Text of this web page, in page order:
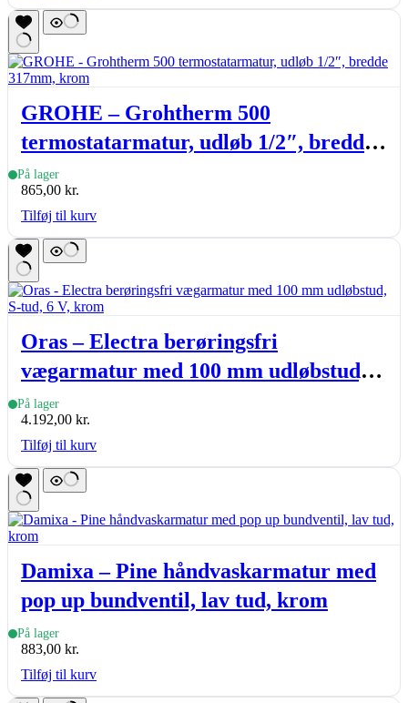
GROHE – Grohtherm 500
termostatarmatur, udløb 1/2″, bredde
317mm, krom
På lager
865,00 kr.
Tilføj til kurv
Oras – Electra berøringsfri
vægarmatur med 100 mm udløbstud,
S-tud, 6 V, krom
På lager
4.192,00 kr.
Tilføj til kurv
Damixa – Pine håndvaskarmatur med
pop up bundventil, lav tud, krom
På lager
883,00 kr.
Tilføj til kurv